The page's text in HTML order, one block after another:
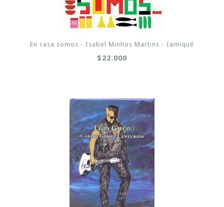
En casa somos - Isabel Minhos Martins - Iamiqué
$22.000